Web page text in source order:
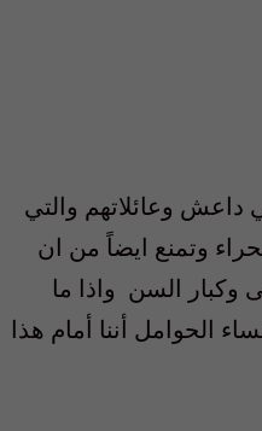
داعش وعائلاتهم والتي
وتمنع ايضاً من ان
وكبار السن واذا ما
الحوامل أننا أمام هذا